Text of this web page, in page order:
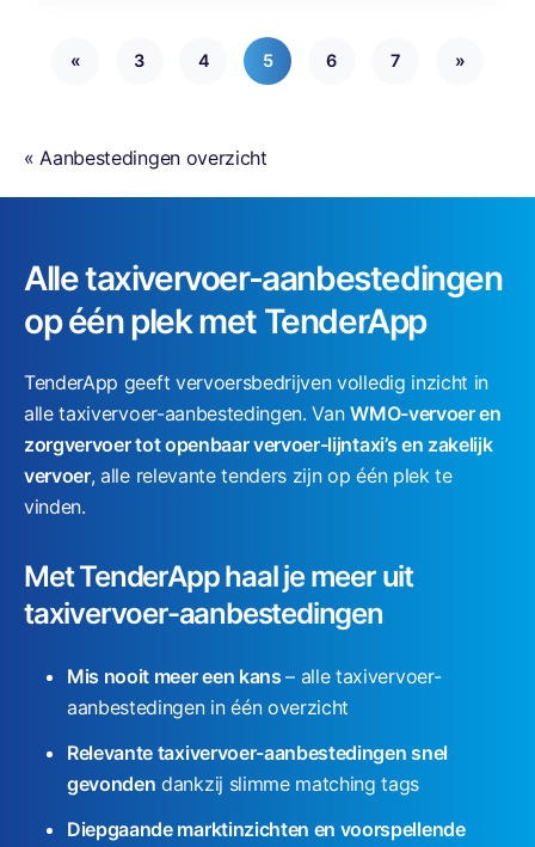
i
s
c
h
o
e
n
« 3 4 5 6 7 »
« Aanbestedingen overzicht
Alle taxivervoer-aanbestedingen
op één plek met TenderApp
TenderApp geeft vervoersbedrijven volledig inzicht in
alle taxivervoer-aanbestedingen. VanWMO-vervoer en
zorgvervoer tot openbaar vervoer-lijntaxi’s en zakelijk
vervoer, alle relevante tenders zijn op één plek te
vinden.
Met TenderApp haal je meer uit
taxivervoer-aanbestedingen
Mis nooit meer een kans– alletaxivervoer-
aanbestedingen in één overzicht
Relevante taxivervoer-aanbestedingen snel
gevonden dankzij slimme matching tags
Diepgaande marktinzichten en voorspellende